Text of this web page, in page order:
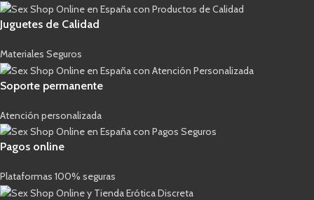
Juguetes de Calidad
Materiales Seguros
Soporte permanente
Atención personalizada
Pagos online
Plataformas 100% seguras